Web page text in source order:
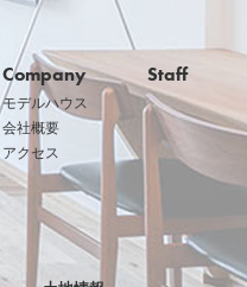
Company
モデルハウス
会社概要
アクセス
Staff